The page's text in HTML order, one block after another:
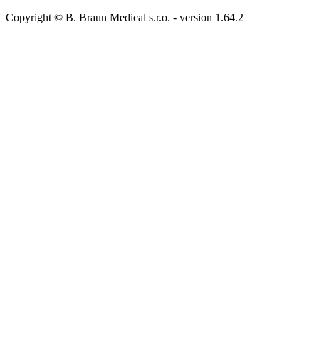
Copyright © B. Braun Medical s.r.o. - version 1.64.2